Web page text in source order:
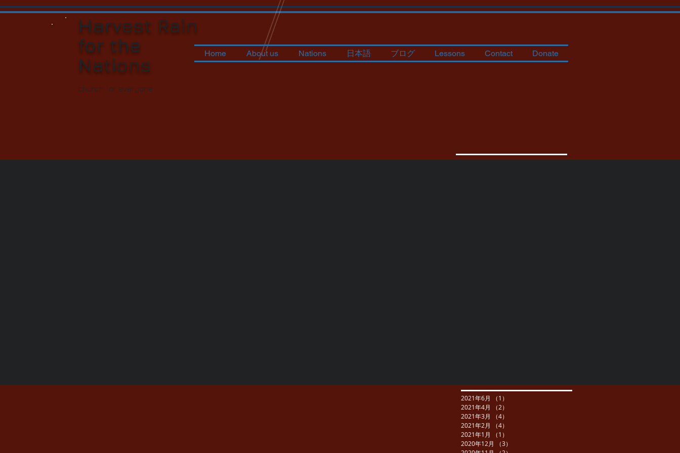
Harvest Rain
for the
Nations
Home About us Nations 日本語 ブログ Lessons Contact Donate
church for everyone
2021年6月 （1）
2021年4月
（2）
2021年3月
（4）
2021年2月
（4）
2021年1月
（1）
2020年12月
（3）